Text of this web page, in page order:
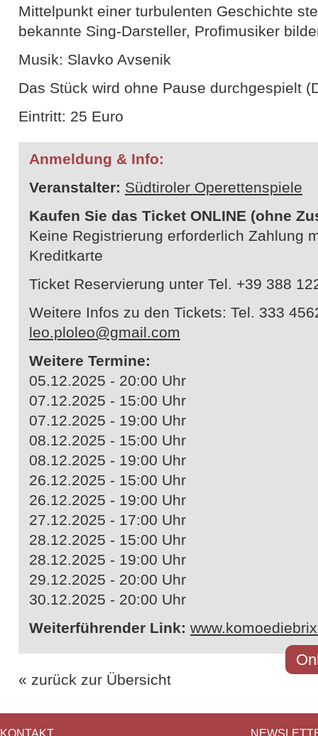
Mittelpunkt einer turbulenten Geschichte
bekannte Sing-Darsteller, Profimusiker
Musik: Slavko Avsenik
Das Stück wird ohne Pause durchgespielt
​Eintritt: 25 Euro
Anmeldung & Info:
Veranstalter: Südtiroler Operettenspiele
Kaufen Sie das Ticket ONLINE (ohne
Keine Registrierung erforderlich Zahlung
Kreditkarte
Ticket Reservierung unter Tel. +39 388
Weitere Infos zu den Tickets: Tel. 333
leo.ploleo@gmail.com
Weitere Termine:
05.12.2025 - 20:00 Uhr
07.12.2025 - 15:00 Uhr
07.12.2025 - 19:00 Uhr
08.12.2025 - 15:00 Uhr
08.12.2025 - 19:00 Uhr
26.12.2025 - 15:00 Uhr
26.12.2025 - 19:00 Uhr
27.12.2025 - 17:00 Uhr
28.12.2025 - 15:00 Uhr
28.12.2025 - 19:00 Uhr
29.12.2025 - 20:00 Uhr
30.12.2025 - 20:00 Uhr
Weiterführender Link:
« zurück zur Übersicht
KONTAKT